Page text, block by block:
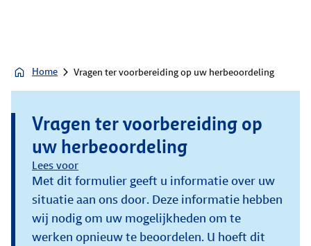
Home Vragen ter voorbereiding op uw herbeoordeling
Vragen ter voorbereiding op
uw herbeoordeling
Lees voor
Met dit formulier geeft u informatie over uw
situatie aan ons door. Deze informatie hebben
wij nodig om uw mogelijkheden om te
werken opnieuw te beoordelen. U hoeft dit